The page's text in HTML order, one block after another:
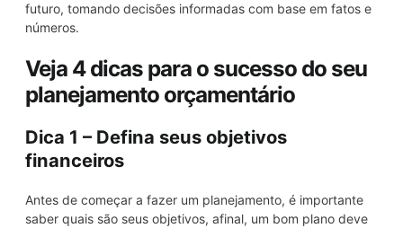
futuro, tomando decisões informadas com base em fatos e
números.
Veja 4 dicas para o sucesso do seu
planejamento orçamentário
Dica 1 – Defina seus objetivos
financeiros
Antes de começar a fazer um planejamento, é importante
saber quais são seus objetivos, afinal, um bom plano deve